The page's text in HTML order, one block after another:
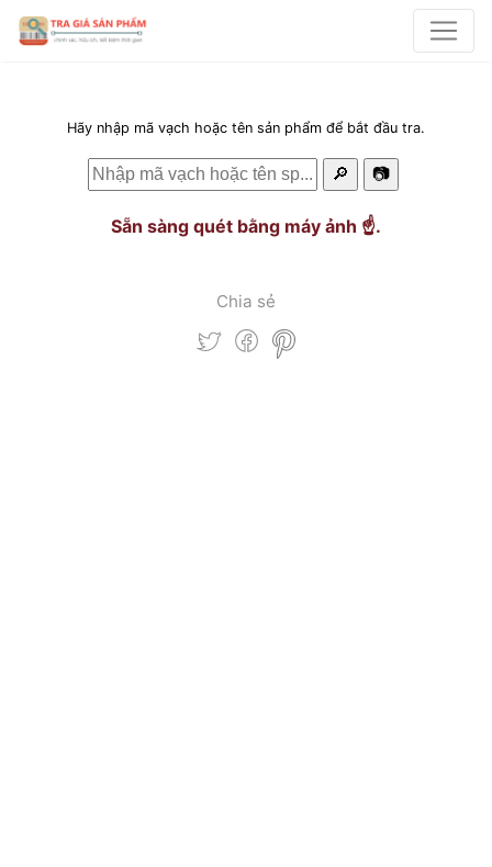
Hãy nhập mã vạch hoặc tên sản phẩm để bắt đầu tra.
🔎 📷
Sẵn sàng quét bằng máy ảnh ☝️.
Chia sẻ